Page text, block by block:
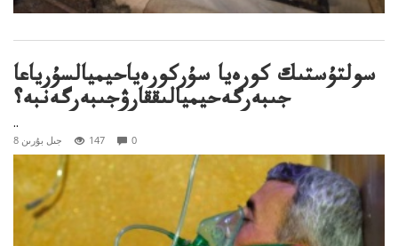
سولتۇستىك كورەيا سۇركورەياحيميالسۇرياعا
جىبەرگەحيميالىققارۋجىبەرگەنبە؟
..
8 جىل بۇرىن 147 0